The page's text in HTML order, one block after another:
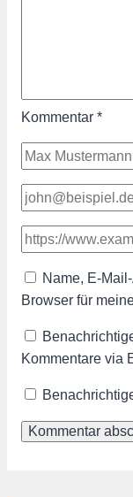
Kommentar *
Name, E-
Browser für
Kommentare via